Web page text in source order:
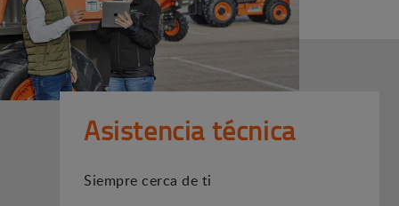
Asistencia técnica
Siempre cerca de ti